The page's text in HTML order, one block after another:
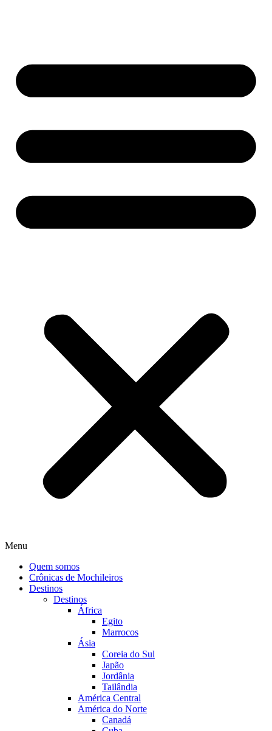
Menu
Quem somos
Crônicas de Mochileiros
Destinos
Destinos
África
Egito
Marrocos
Ásia
Coreia do Sul
Japão
Jordânia
Tailândia
América Central
América do Norte
Canadá